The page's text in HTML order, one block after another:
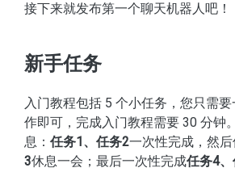
接下来就发布第一个聊天机器人吧！
新手任务
入门教程包括 5 个小任务，您只需
作即可，完成入门教程需要 30 分钟
息： 任务1、任务2一次性完成，然
3休息一会；最后一次性完成任务4